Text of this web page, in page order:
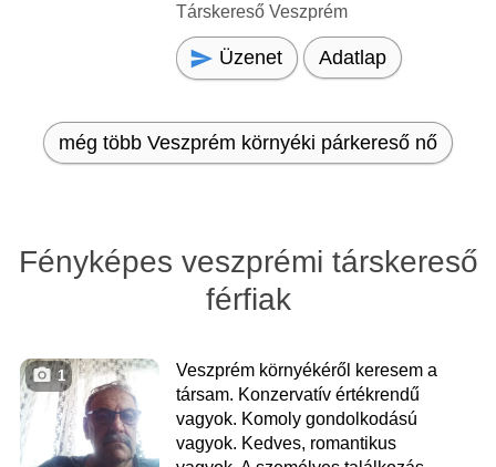
Társkereső Veszprém
Üzenet Adatlap
még több Veszprém környéki párkereső nő
Fényképes veszprémi társkereső
férfiak
1
Veszprém környékéről keresem a
társam. Konzervatív értékrendű
vagyok. Komoly gondolkodású
vagyok. Kedves, romantikus